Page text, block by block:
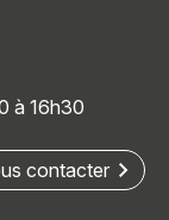
à 16h30
contacter